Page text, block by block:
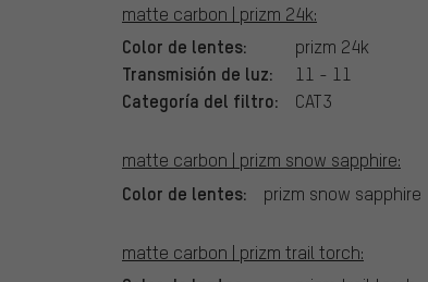
matte carbon | prizm 24k:
Color de lentes: prizm 24k
Transmisión de luz: 11 - 11
Categoría del filtro: CAT3
matte carbon | prizm snow sapphire:
Color de lentes: prizm snow sapphire
matte carbon | prizm trail torch: